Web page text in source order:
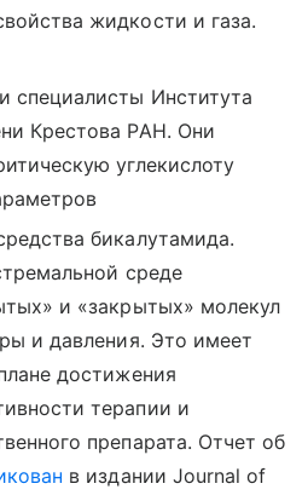
жидкости и газа.
специалисты Института
Крестова РАН. Они
углекислоту
бикалутамида.
среде
и «закрытых» молекул
и давления. Это имеет
достижения
терапии и
препарата. Отчет об
в издании Journal of